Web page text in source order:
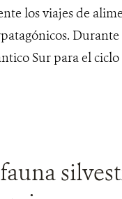
los viajes de
Sur para el